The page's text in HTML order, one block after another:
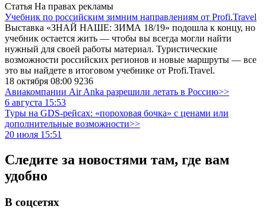
Статья На правах рекламы
Учебник по российским зимним направлениям от Profi.Travel
Выставка «ЗНАЙ НАШЕ: ЗИМА 18/19» подошла к концу, но
учебник остается жить — чтобы вы всегда могли найти
нужный для своей работы материал. Туристические
возможности российских регионов и новые маршруты — все
это вы найдете в итоговом учебнике от Profi.Travel.
18 октября 08:00 9236
Авиакомпании Air Anka разрешили летать в Россию>>
6 августа 15:53
Туры на GDS-рейсах: «пороховая бочка» с ценами или
дополнительные возможности>>
20 июля 15:51
Следите за новостями там, где вам
удобно
В соцсетях